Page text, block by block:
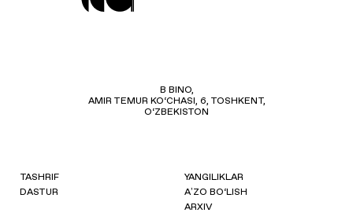
B BINO,
AMIR TEMUR KO‘CHASI, 6, TOSHKENT,
O‘ZBEKISTON
TASHRIF
DASTUR
YANGILIKLAR
AʼZO BO‘LISH
ARXIV